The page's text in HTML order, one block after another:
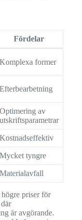
Fördelar
Komplexa former
Efterbearbetning
Optimering av
utskriftsparametrar
Kostnadseffektiv
Mycket tyngre
Materialavfall
priser för
är avgörande.